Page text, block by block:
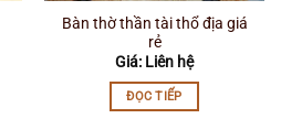
Bàn thờ thần tài thổ địa giá
rẻ
Giá: Liên hệ
ĐỌC TIẾP